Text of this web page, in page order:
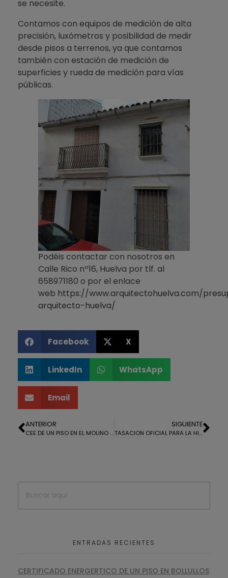
se necesite.
Contamos con equipos de medición de alta
precisión, luxómetros y posibilidad de medir
desde pisos a terrenos, ya que contamos
también con estación de medición de
superficies y rueda de medición para vías
públicas.
Podéis contactar con nosotros en
Calle Rico nº16, Huelva por tlf. al
658971180 o por el enlace
web https://www.arquitectohuelva.com/
arquitecto-huelva/
Facebook X
LinkedIn WhatsApp
Email
ANTERIOR
CEE DE UN PISO EN EL MOLINO DE LA VEGA, HUELVA
SIGUIENTE
TASACION OFICIAL PARA LA HIPOTECA DE UNA FINCA RUSTICA EN SAN BARTOLOME DE LA TORRE
ENTRADAS RECIENTES
CERTIFICADO ENERGERTICO DE UN PISO EN BOLLULLOS